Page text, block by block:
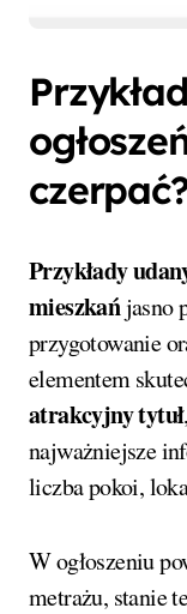
Przykłady
mieszkańjasno
przygotowanie
elementem
atrakcyjny tytuł
najważniejsze
liczba pokoi,
W ogłoszeniu
metrażu, stanie